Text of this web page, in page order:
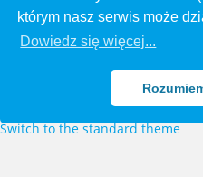
którym nasz serwis może
Dowiedz się więcej...
E-mail :
Copyright © 2015 - Rozwijane
przez
Switch to the standard theme